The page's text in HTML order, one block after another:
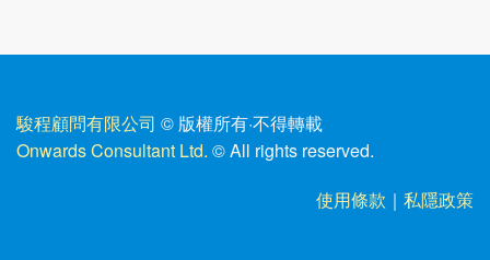
駿程顧問有限公司 © 版權所有·不得轉載
Onwards Consultant Ltd. © All rights reserved.
使用條款 ｜ 私隱政策